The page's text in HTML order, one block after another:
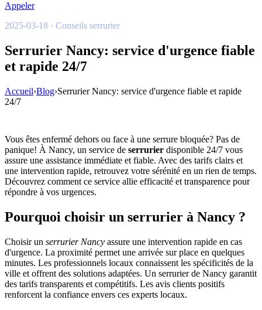
Appeler
2025-03-18 · Conseils serrurier
Serrurier Nancy: service d'urgence fiable
et rapide 24/7
Accueil›Blog›Serrurier Nancy: service d'urgence fiable et rapide
24/7
Vous êtes enfermé dehors ou face à une serrure bloquée? Pas de
panique! À Nancy, un service de serrurier disponible 24/7 vous
assure une assistance immédiate et fiable. Avec des tarifs clairs et
une intervention rapide, retrouvez votre sérénité en un rien de temps.
Découvrez comment ce service allie efficacité et transparence pour
répondre à vos urgences.
Pourquoi choisir un serrurier à Nancy ?
Choisir un serrurier Nancy assure une intervention rapide en cas
d'urgence. La proximité permet une arrivée sur place en quelques
minutes. Les professionnels locaux connaissent les spécificités de la
ville et offrent des solutions adaptées. Un serrurier de Nancy garantit
des tarifs transparents et compétitifs. Les avis clients positifs
renforcent la confiance envers ces experts locaux.